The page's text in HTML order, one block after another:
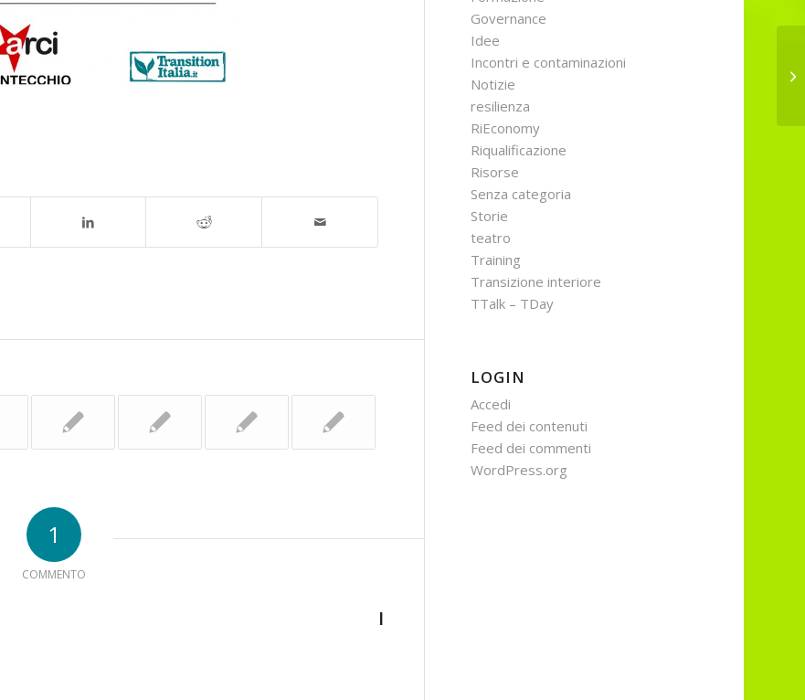
1
COMMENTO
I
Governance
Idee
Incontri e contaminazioni
Notizie
resilienza
RiEconomy
Riqualificazione
Risorse
Senza categoria
Storie
teatro
Training
Transizione interiore
TTalk – TDay
LOGIN
Accedi
Feed dei contenuti
Feed dei commenti
WordPress.org